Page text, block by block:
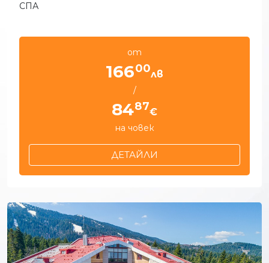
СПА
от
16600лв
/
8487€
на човек
ДЕТАЙЛИ